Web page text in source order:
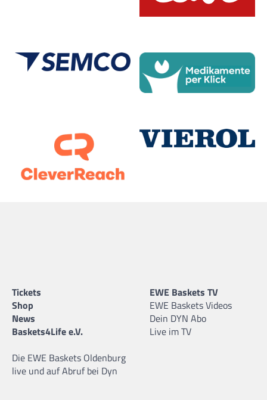
Tickets
Shop
News
Baskets4Life e.V.
Die EWE Baskets Oldenburg
live und auf Abruf bei Dyn
EWE Baskets TV
EWE Baskets Videos
Dein DYN Abo
Live im TV